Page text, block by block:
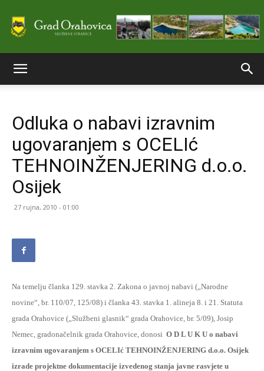
stranice
Grada
Odluka o nabavi izravnim
ugovaranjem s OCELIć
TEHNOINŽENJERING d.o.o.
Osijek
27 rujna, 2010 - 01:00
Na temelju članka 129. stavka 2. Zakona o javnoj nabavi („Narodne
novine“, br. 110/07, 125/08) i članka 43. stavka 1. alineja 8. i 21. Statuta
grada Orahovice („Službeni glasnik“ grada Orahovice, br. 5/09), Josip
Nemec, gradonačelnik grada Orahovice, donosi O D L U K U o nabavi
izravnim ugovaranjem s OCELIć TEHNOINŽENJERING d.o.o. Osijek
izrade projektne dokumentacije izvedenog stanja javne rasvjete u